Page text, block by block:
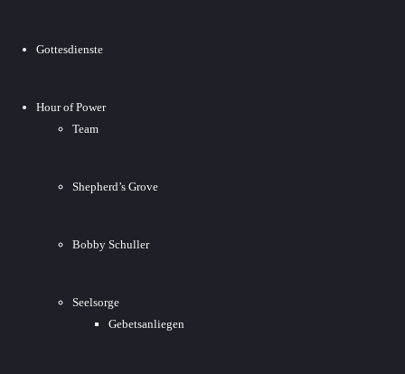
Gottesdienste
Hour of Power
Team
Shepherd’s Grove
Bobby Schuller
Seelsorge
Gebetsanliegen